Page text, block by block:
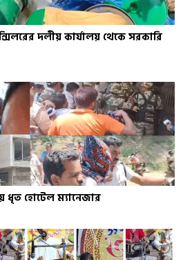
দলীয় কার্যালয় থেকে সরকারি
ধৃত হোটেল ম্যানেজার